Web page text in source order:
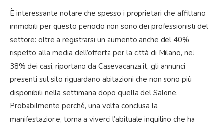
È interessante notare che spesso i proprietari che affittano
immobili per questo periodo non sono dei professionisti del
settore: oltre a registrarsi un aumento anche del 40%
rispetto alla media dell’offerta per la città di Milano, nel
38% dei casi, riportano da Casevacanza.it, gli annunci
presenti sul sito riguardano abitazioni che non sono più
disponibili nella settimana dopo quella del Salone.
Probabilmente perché, una volta conclusa la
manifestazione, torna a viverci l’abituale inquilino che ha